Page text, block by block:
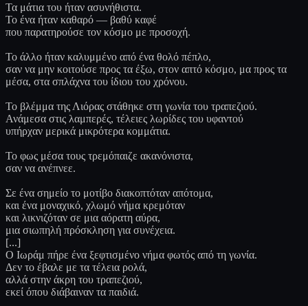
Τα μάτια του ήταν ασυνήθιστα.
Το ένα ήταν καθαρό — βαθύ καφέ
που παρατηρούσε τον κόσμο με προσοχή.
Το άλλο ήταν καλυμμένο από ένα θολό πέπλο,
σαν να μην κοιτούσε προς τα έξω, στον απτό κόσμο, μα προς τα
μέσα, στα σπλάχνα του ίδιου του χρόνου.
Το βλέμμα της Λιόρας στάθηκε στη γωνία του τραπεζιού.
Ανάμεσα στις λαμπερές, τέλειες λωρίδες του υφαντού
υπήρχαν μερικά μικρότερα κομμάτια.
Το φως μέσα τους τρεμόπαιζε ακανόνιστα,
σαν να ανέπνεε.
Σε ένα σημείο το μοτίβο διακοπτόταν απότομα,
και ένα μοναχικό, χλωμό νήμα κρεμόταν
και λικνιζόταν σε μια αόρατη αύρα,
μια σιωπηλή πρόσκληση για συνέχεια.
[...]
Ο Ιωράμ πήρε ένα ξεφτισμένο νήμα φωτός από τη γωνία.
Δεν το έβαλε με τα τέλεια ρολά,
αλλά στην άκρη του τραπεζιού,
εκεί όπου διάβαιναν τα παιδιά.